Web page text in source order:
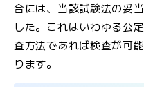
合には、当該試験法の妥
した。これはいわゆる公
査方法であれば検査が可
ります。